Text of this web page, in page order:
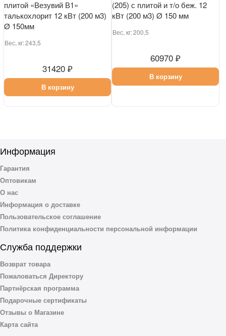
плитой «Везувий В1»
талькохлорит 12 кВт (200 м3)
Ø 150мм
Вес, кг:243,5
31420 ₽
В корзину
(205) с плитой и т/о беж. 12
кВт (200 м3) Ø 150 мм
Вес, кг:200,5
60970 ₽
В корзину
Информация
Гарантия
Оптовикам
О нас
Информация о доставке
Пользовательское соглашение
Политика конфиденциальности персональной информации
Служба поддержки
Возврат товара
Пожаловаться Директору
Партнёрская программа
Подарочные сертификаты
Отзывы о Магазине
Карта сайта